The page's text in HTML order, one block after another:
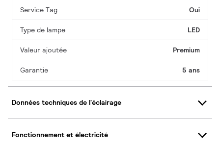
Service Tag Oui
Type de lampe LED
Valeur ajoutée Premium
Garantie 5 ans
Données techniques de l'éclairage
Fonctionnement et électricité